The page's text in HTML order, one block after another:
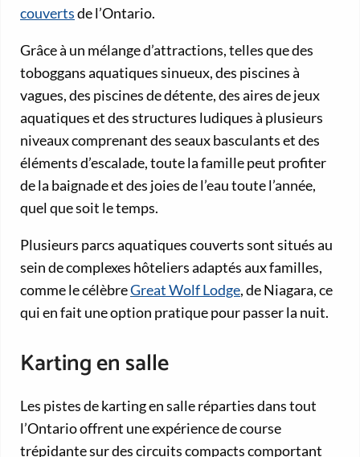
couvertsde l’Ontario.
Grâce à un mélange d’attractions, telles que des
toboggans aquatiques sinueux, des piscines à
vagues, des piscines de détente, des aires de jeux
aquatiques et des structures ludiques à plusieurs
niveaux comprenant des seaux basculants et des
éléments d’escalade, toute la famille peut profiter
de la baignade et des joies de l’eau toute l’année,
quel que soit le temps.
Plusieurs parcs aquatiques couverts sont situés au
sein de complexes hôteliers adaptés aux familles,
comme le célèbreGreat Wolf Lodge, de Niagara, ce
qui en fait une option pratique pour passer la nuit.
Karting en salle
Les pistes de karting en salle réparties dans tout
l’Ontario offrent une expérience de course
trépidante sur des circuits compacts comportant